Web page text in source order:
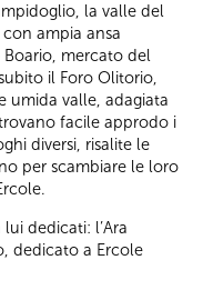
la valle del
ampia ansa
Boario, mercato del
il Foro Olitorio,
umida valle, adagiata
facile approdo i
diversi, risalite le
per scambiare le loro
dedicati: l’Ara
dedicato a Ercole